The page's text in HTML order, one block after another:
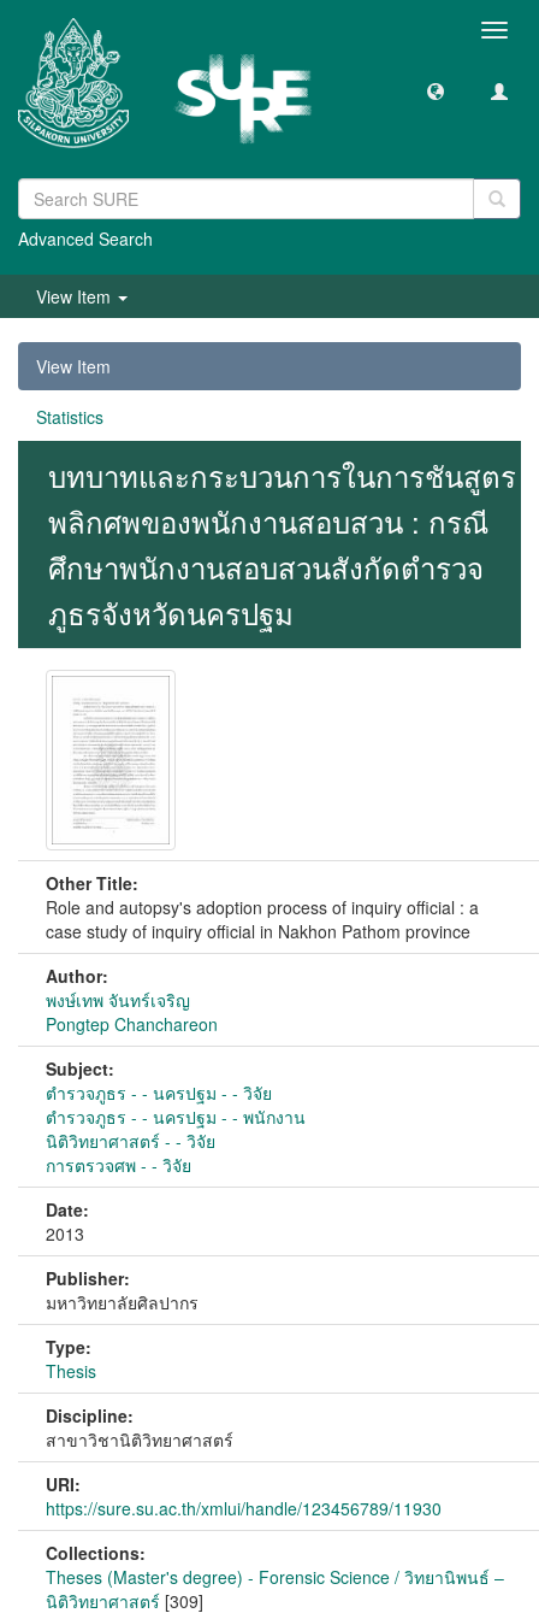
Advanced Search
View Item
View Item
Statistics
บทบาทและกระบวนการในการชันสูตร
พลิกศพของพนักงานสอบสวน : กรณี
ศึกษาพนักงานสอบสวนสังกัดตำรวจ
ภูธรจังหวัดนครปฐม
Other Title:
Role and autopsy's adoption process of inquiry official : a
case study of inquiry official in Nakhon Pathom province
Author:
พงษ์เทพ จันทร์เจริญ
Pongtep Chanchareon
Subject:
ตำรวจภูธร - - นครปฐม - - วิจัย
ตำรวจภูธร - - นครปฐม - - พนักงาน
นิติวิทยาศาสตร์ - - วิจัย
การตรวจศพ - - วิจัย
Date:
2013
Publisher:
มหาวิทยาลัยศิลปากร
Type:
Thesis
Discipline:
สาขาวิชานิติวิทยาศาสตร์
URI:
https://sure.su.ac.th/xmlui/handle/123456789/11930
Collections:
Theses (Master's degree) - Forensic Science / วิทยานิพนธ์ –
นิติวิทยาศาสตร์ [309]